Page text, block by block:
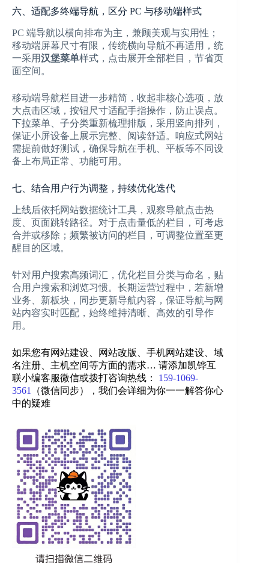
六、适配多终端导航，区分 PC 与移动端样式
PC 端导航以横向排布为主，兼顾美观与实用性；
移动端屏幕尺寸有限，传统横向导航不再适用，统
一采用汉堡菜单样式，点击展开全部栏目，节省页
面空间。
移动端导航栏目进一步精简，收起非核心选项，放
大点击区域，按钮尺寸适配手指操作，防止误点。
下拉菜单、子分类重新梳理排版，采用竖向排列，
保证小屏设备上展示完整、阅读舒适。响应式网站
需提前做好测试，确保导航在手机、平板等不同设
备上布局正常、功能可用。
七、结合用户行为调整，持续优化迭代
上线后依托网站数据统计工具，观察导航点击热
度、页面跳转路径。对于点击量低的栏目，可考虑
合并或移除；频繁被访问的栏目，可调整位置至更
醒目的区域。
针对用户搜索高频词汇，优化栏目分类与命名，贴
合用户搜索和浏览习惯。长期运营过程中，若新增
业务、新板块，同步更新导航内容，保证导航与网
站内容实时匹配，始终维持清晰、高效的引导作
用。
如果您有网站建设、网站改版、手机网站建设、域
名注册、主机空间等方面的需求… 请添加凯铧互
联小编客服微信或拨打咨询热线： 159-1069-
3561
（微信同步）
，我们会详细为你一一解答你心
中的疑难